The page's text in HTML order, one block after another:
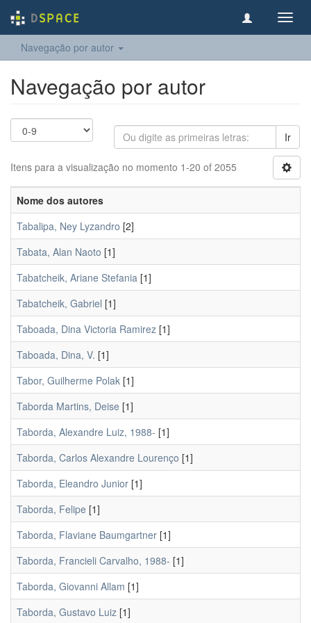
Navegação por autor
Navegação por autor
Ir
Itens para a visualização no momento 1-20 of 2055
Nome dos autores
Tabalipa, Ney Lyzandro [2]
Tabata, Alan Naoto [1]
Tabatcheik, Ariane Stefania [1]
Tabatcheik, Gabriel [1]
Taboada, Dina Victoria Ramirez [1]
Taboada, Dina, V. [1]
Tabor, Guilherme Polak [1]
Taborda Martins, Deise [1]
Taborda, Alexandre Luiz, 1988- [1]
Taborda, Carlos Alexandre Lourenço [1]
Taborda, Eleandro Junior [1]
Taborda, Felipe [1]
Taborda, Flaviane Baumgartner [1]
Taborda, Francieli Carvalho, 1988- [1]
Taborda, Giovanni Allam [1]
Taborda, Gustavo Luiz [1]